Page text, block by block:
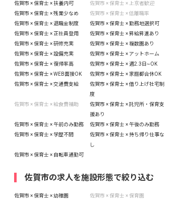
佐賀市 × 保育士 × 扶養内可
佐賀市 × 保育士 × 上京者歓迎
佐賀市 × 保育士 × 残業少なめ
佐賀市 × 保育士 × 低離職率
佐賀市 × 保育士 × 退職金制度
佐賀市 × 保育士 × 勤務地選択可
佐賀市 × 保育士 × 正社員登用
佐賀市 × 保育士 × 昇給昇進あり
佐賀市 × 保育士 × 研修充実
佐賀市 × 保育士 × 複数園あり
佐賀市 × 保育士 × 設備充実
佐賀市 × 保育士 × アットホーム
佐賀市 × 保育士 × 復帰率高
佐賀市 × 保育士 × 週2.3日~OK
佐賀市 × 保育士 × WEB面接OK
佐賀市 × 保育士 × 家庭都合休OK
佐賀市 × 保育士 × 交通費支給
佐賀市 × 保育士 × 借り上げ社宅制
度
佐賀市 × 保育士 × 給食費補助
佐賀市 × 保育士 × 託児所・保育支
援あり
佐賀市 × 保育士 × 午前のみ勤務
佐賀市 × 保育士 × 午後のみ勤務
佐賀市 × 保育士 × 学歴不問
佐賀市 × 保育士 × 持ち帰り仕事な
し
佐賀市 × 保育士 × 自転車通勤可
佐賀市の求人を施設形態で絞り込む
佐賀市 × 保育士 × 幼稚園
佐賀市 × 保育士 × 保育園